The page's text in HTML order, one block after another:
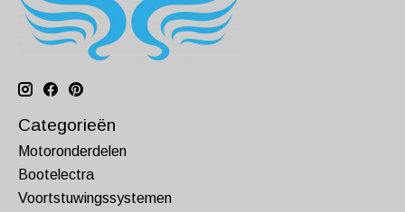
Categorieën
Motoronderdelen
Bootelectra
Voortstuwingssystemen